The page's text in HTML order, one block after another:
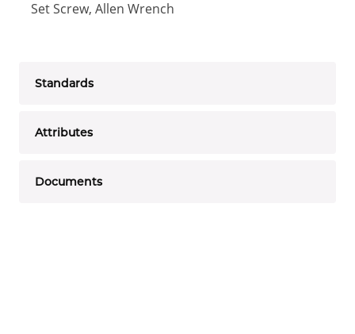
Set Screw, Allen Wrench
Standards
Attributes
Documents